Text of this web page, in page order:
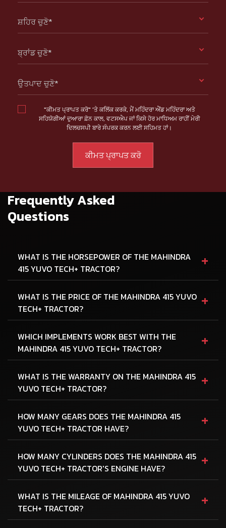
ਸ਼ਹਿਰ ਚੁਣੋ*
ਬ੍ਰਾਂਡ ਚੁਣੋ*
ਉਤਪਾਦ ਚੁਣੋ*
"ਕੀਮਤ ਪ੍ਰਾਪਤ ਕਰੋ" 'ਤੇ ਕਲਿੱਕ ਕਰਕੇ, ਮੈਂ ਮਹਿੰਦਰਾ ਐਂਡ ਮਹਿੰਦਰਾ ਅਤੇ
ਸਹਿਯੋਗੀਆਂ ਦੁਆਰਾ ਫ਼ੋਨ ਕਾਲ, ਵਟਸਐਪ ਜਾਂ ਕਿਸੇ ਹੋਰ ਮਾਧਿਅਮ ਰਾਹੀਂ ਮੇਰੀ
ਦਿਲਚਸਪੀ ਬਾਰੇ ਸੰਪਰਕ ਕਰਨ ਲਈ ਸਹਿਮਤ ਹਾਂ।
Frequently Asked
Questions
WHAT IS THE HORSEPOWER OF THE MAHINDRA
415 YUVO TECH+ TRACTOR?
+
WHAT IS THE PRICE OF THE MAHINDRA 415 YUVO
TECH+ TRACTOR?
+
WHICH IMPLEMENTS WORK BEST WITH THE
MAHINDRA 415 YUVO TECH+ TRACTOR?
+
WHAT IS THE WARRANTY ON THE MAHINDRA 415
YUVO TECH+ TRACTOR?
+
HOW MANY GEARS DOES THE MAHINDRA 415
YUVO TECH+ TRACTOR HAVE?
+
HOW MANY CYLINDERS DOES THE MAHINDRA 415
YUVO TECH+ TRACTOR'S ENGINE HAVE?
+
WHAT IS THE MILEAGE OF MAHINDRA 415 YUVO
TECH+ TRACTOR?
+